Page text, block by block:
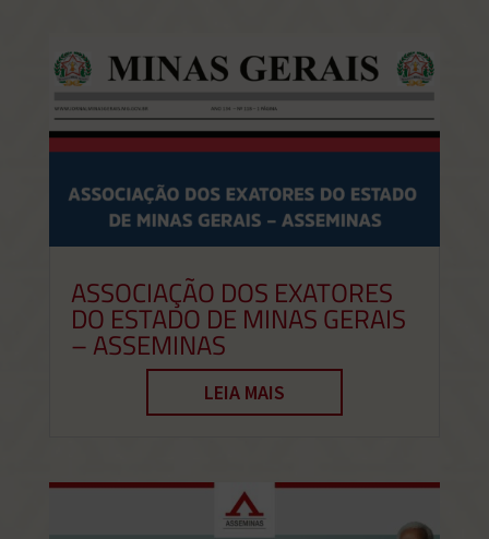
ASSOCIAÇÃO DOS EXATORES
DO ESTADO DE MINAS GERAIS
– ASSEMINAS
LEIA MAIS